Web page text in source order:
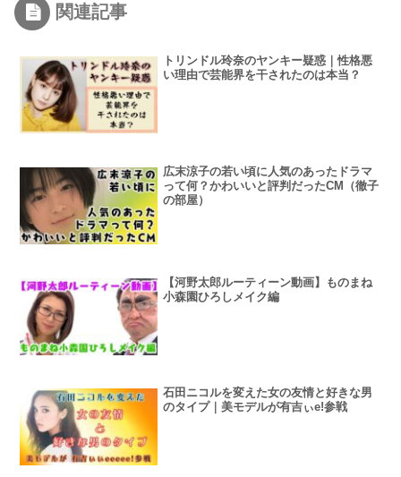
関連記事
トリンドル玲奈のヤンキー疑惑｜性格悪
い理由で芸能界を干されたのは本当？
広末涼子の若い頃に人気のあったドラマ
って何？かわいいと評判だったCM（徹子
の部屋）
【河野太郎ルーティーン動画】ものまね
小森園ひろしメイク編
石田ニコルを変えた女の友情と好きな男
のタイプ｜美モデルが有吉ぃe!参戦